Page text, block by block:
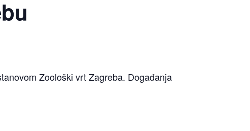
Zoološki vrt Zagreba. Događanja